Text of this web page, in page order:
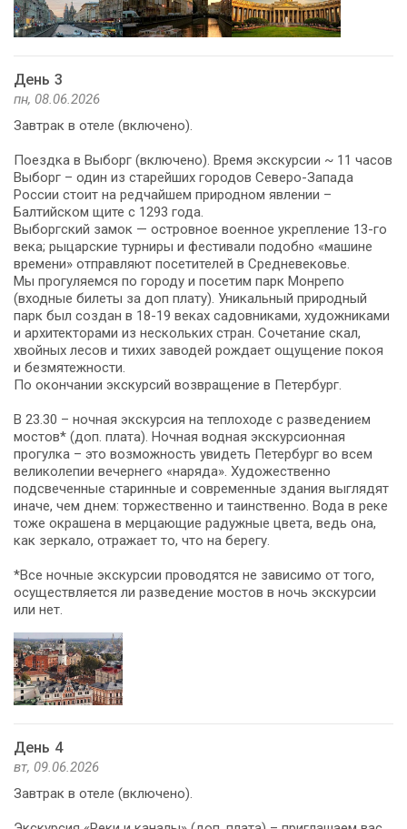
День 3
пн, 08.06.2026
Завтрак в отеле (включено).
Поездка в Выборг (включено). Время экскурсии ~ 11 часов
Выборг – один из старейших городов Северо-Запада
России стоит на редчайшем природном явлении –
Балтийском щите с 1293 года.
Выборгский замок — островное военное укрепление 13-го
века; рыцарские турниры и фестивали подобно «машине
времени» отправляют посетителей в Средневековье.
Мы прогуляемся по городу и посетим парк Монрепо
(входные билеты за доп плату). Уникальный природный
парк был создан в 18-19 веках садовниками, художниками
и архитекторами из нескольких стран. Сочетание скал,
хвойных лесов и тихих заводей рождает ощущение покоя
и безмятежности.
По окончании экскурсий возвращение в Петербург.
В 23.30 – ночная экскурсия на теплоходе с разведением
мостов* (доп. плата). Ночная водная экскурсионная
прогулка – это возможность увидеть Петербург во всем
великолепии вечернего «наряда». Художественно
подсвеченные старинные и современные здания выглядят
иначе, чем днем: торжественно и таинственно. Вода в реке
тоже окрашена в мерцающие радужные цвета, ведь она,
как зеркало, отражает то, что на берегу.
*Все ночные экскурсии проводятся не зависимо от того,
осуществляется ли разведение мостов в ночь экскурсии
или нет.
День 4
вт, 09.06.2026
Завтрак в отеле (включено).